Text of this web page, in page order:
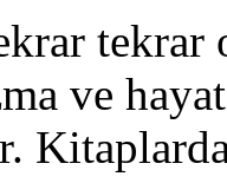
tekrar
ve